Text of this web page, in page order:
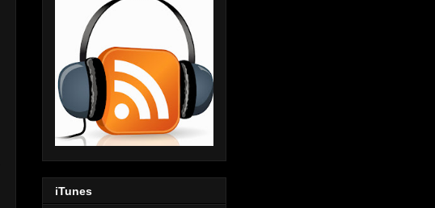
iTunes